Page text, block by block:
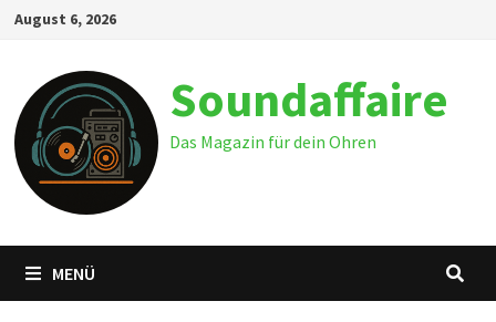
Zum
springen
August 6, 2026
Soundaffaire
Das Magazin für dein Ohren
MENÜ